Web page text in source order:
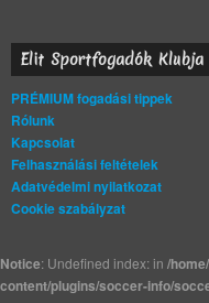
Elit Sportfogadók Klubja
PRÉMIUM fogadási tippek
Rólunk
Kapcsolat
Felhasználási feltételek
Adatvédelmi nyilatkozat
Cookie szabályzat
Notice: Undefined index: in /
content/plugins/soccer-info/